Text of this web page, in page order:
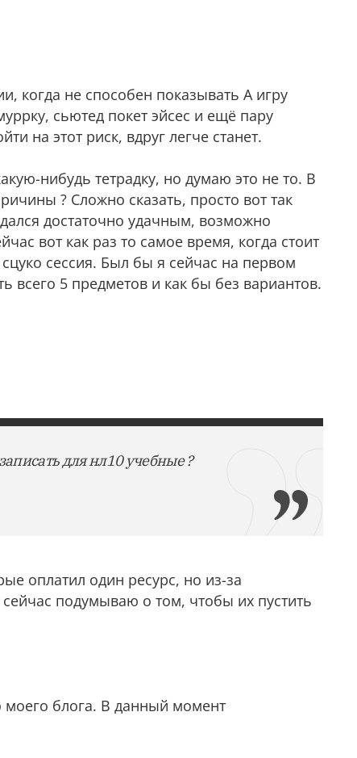
когда не способен показывать А игру
сьютед покет эйсес и ещё пару
на этот риск, вдруг легче станет.
нибудь тетрадку, но думаю это не то. В
? Сложно сказать, просто вот так
достаточно удачным, возможно
вот как раз то самое время, когда стоит
сессия. Был бы я сейчас на первом
всего 5 предметов и как бы без вариантов.
для нл10 учебные ?
оплатил один ресурс, но из-за
подумываю о том, чтобы их пустить
моего блога. В данный момент